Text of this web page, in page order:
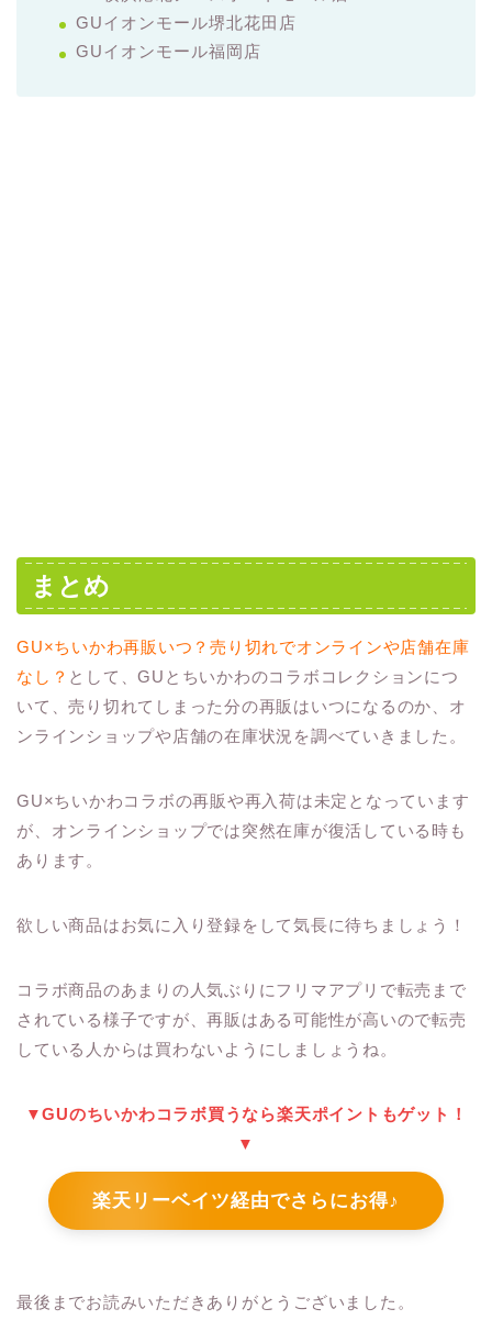
GUイオンモール堺北花田店
GUイオンモール福岡店
まとめ
GU×ちいかわ再販いつ？売り切れでオンラインや店舗在庫
なし？ として、GUとちいかわのコラボコレクションにつ
いて、売り切れてしまった分の再販はいつになるのか、オ
ンラインショップや店舗の在庫状況を調べていきました。
GU×ちいかわコラボの再販や再入荷は未定となっています
が、オンラインショップでは突然在庫が復活している時も
あります。
欲しい商品はお気に入り登録をして気長に待ちましょう！
コラボ商品のあまりの人気ぶりにフリマアプリで転売まで
されている様子ですが、再販はある可能性が高いので転売
している人からは買わないようにしましょうね。
▼GUのちいかわコラボ買うなら楽天ポイントもゲット！
▼
楽天リーベイツ経由でさらにお得♪
最後までお読みいただきありがとうございました。